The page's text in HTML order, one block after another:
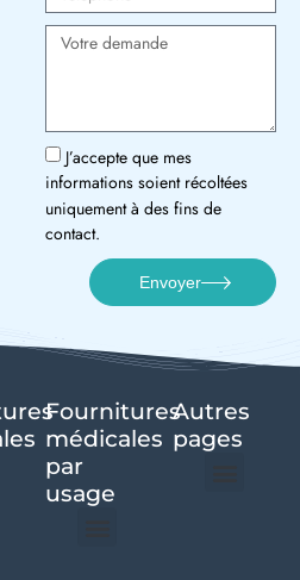
J’accepte que mes
informations soient récoltées
uniquement à des fins de
contact.
Envoyer
Fournitures
médicales
par
usage ​
Autres
pages